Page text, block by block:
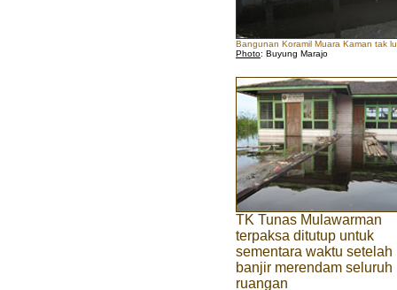
Bangunan Koramil Muara Kaman tak
Photo: Buyung Marajo
TK Tunas Mulawarman
terpaksa ditutup untuk
sementara waktu setelah
banjir merendam seluruh
ruangan